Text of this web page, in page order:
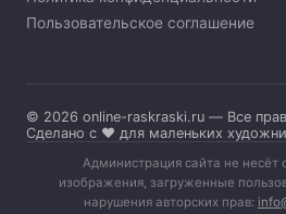
Пользовательское соглашение
© 2026 online-raskraski.ru — Все
Сделано с ❤️ для маленьких
Администрация сайта не несёт
изображения, загруженные
нарушения авторских прав: